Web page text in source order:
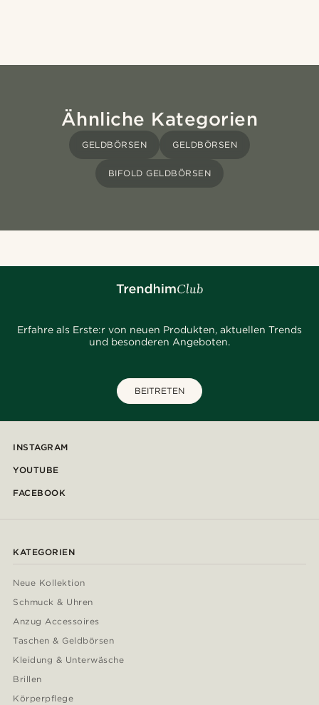
Ähnliche Kategorien
GELDBÖRSEN GELDBÖRSEN
BIFOLD GELDBÖRSEN
Erfahre als Erste:r von neuen Produkten, aktuellen Trends
und besonderen Angeboten.
BEITRETEN
INSTAGRAM
YOUTUBE
FACEBOOK
KATEGORIEN
Neue Kollektion
Schmuck & Uhren
Anzug Accessoires
Taschen & Geldbörsen
Kleidung & Unterwäsche
Brillen
Körperpflege